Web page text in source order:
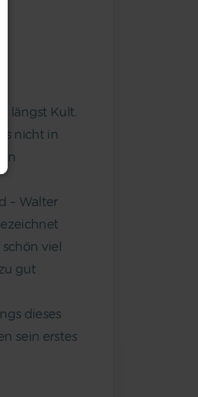
längst Kult.
nicht in
in
– Walter
viel
gut
dieses
sein erstes